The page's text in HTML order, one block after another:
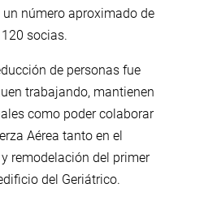
número aproximado de
120 socias.
de personas fue
trabajando, mantienen
como poder colaborar
Aérea tanto en el
remodelación del primer
del Geriátrico.